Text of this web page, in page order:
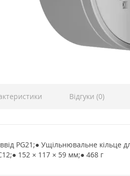
Відгуки (0)
PG21;● Ущільнювальне кільце
152 × 117 × 59 мм;● 468 г